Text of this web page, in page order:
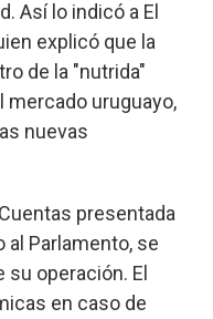
Así lo indicó a El
explicó que la
de la "nutrida"
mercado uruguayo,
nuevas
presentada
al Parlamento, se
operación. El
en caso de